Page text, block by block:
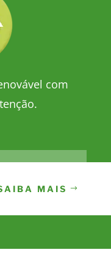
com
MAIS